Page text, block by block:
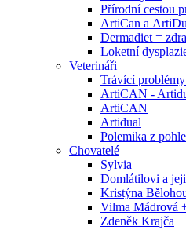
Přírodní cestou
ArtiCan a
Dermadiet =
Loketní
Veterináři
Trávící
ArtiCAN -
ArtiCAN
Artidual
Polemika z
Chovatelé
Sylvia
Domlátilovi a
Kristýna
Vilma Mádrová
Zdeněk Krajča